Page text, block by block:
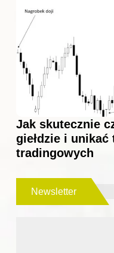
Jak skutecznie
giełdzie i unikać
tradingowych
Newsletter